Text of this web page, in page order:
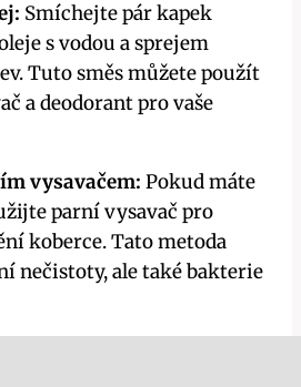
Smíchejte pár kapek
s vodou a sprejem
Tuto směs můžete použít
a deodorant pro vaše
vysavačem: Pokud máte
parní vysavač pro
koberce. Tato metoda
nečistoty, ale také bakterie